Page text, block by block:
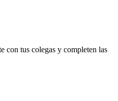
con tus colegas y completen las